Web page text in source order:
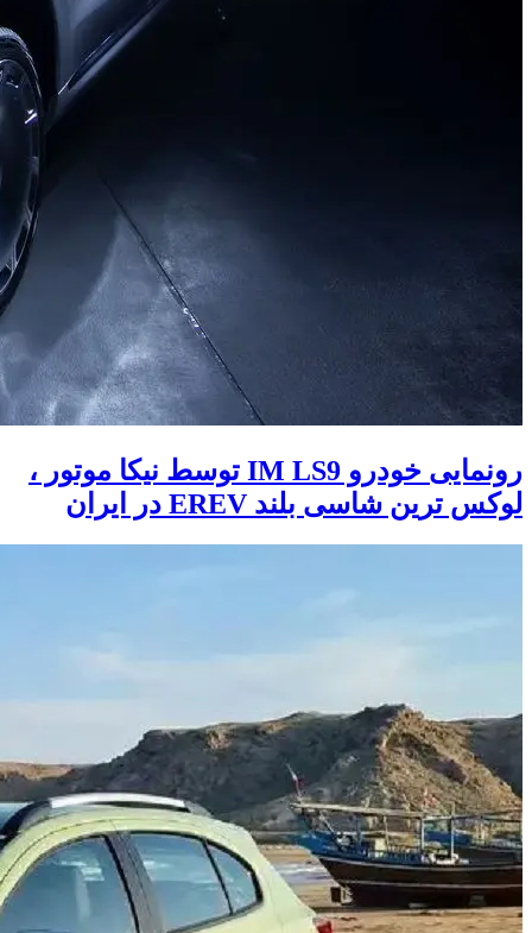
رونمایی خودرو IM LS9 توسط نیکا موتور ،
لوکس ترین شاسی بلند EREV در ایران